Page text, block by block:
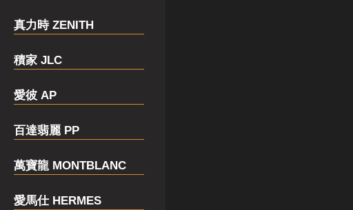
真力時 ZENITH
積家 JLC
愛彼 AP
百達翡麗 PP
萬寶龍 MONTBLANC
愛馬仕 HERMES